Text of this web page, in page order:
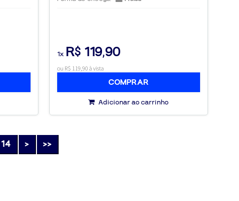
1x R$ 119,90
ou R$ 119,90 à vista
COMPRAR
Adicionar ao carrinho
14 > >>